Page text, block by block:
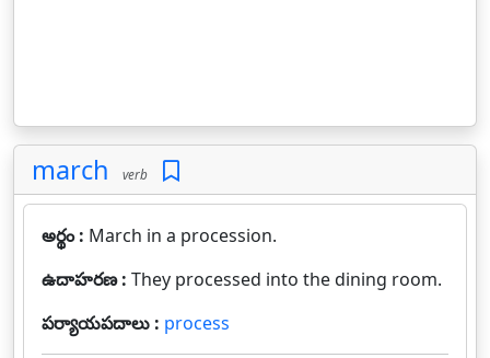
march verb
అర్థం : March in a procession.
ఉదాహరణ : They processed into the dining room.
పర్యాయపదాలు : process